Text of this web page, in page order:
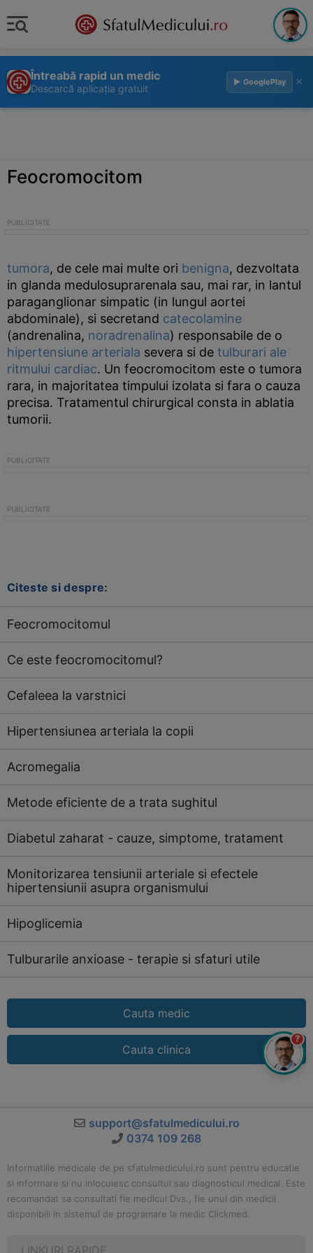
Întreabă rapid un medic
Descarcă aplicația gratuit
▶ GooglePlay ×
Feocromocitom
tumora, de cele mai multe ori benigna, dezvoltata
in glanda medulosuprarenala sau, mai rar, in lantul
paraganglionar simpatic (in lungul aortei
abdominale), si secretand catecolamine
(andrenalina, noradrenalina) responsabile de o
hipertensiune arteriala severa si de tulburari ale
ritmului cardiac. Un feocromocitom este o tumora
rara, in majoritatea timpului izolata si fara o cauza
precisa. Tratamentul chirurgical consta in ablatia
tumorii.
Citeste si despre:
Feocromocitomul
Ce este feocromocitomul?
Cefaleea la varstnici
Hipertensiunea arteriala la copii
Acromegalia
Metode eficiente de a trata sughitul
Diabetul zaharat - cauze, simptome, tratament
Monitorizarea tensiunii arteriale si efectele
hipertensiunii asupra organismului
Hipoglicemia
Tulburarile anxioase - terapie si sfaturi utile
Cauta medic
Cauta clinica
support@sfatulmedicului.ro
0374 109 268
Informatiile medicale de pe sfatulmedicului.ro sunt pentru educatie
si informare si nu inlocuiesc consultul sau diagnosticul medical. Este
recomandat sa consultati fie medicul Dvs., fie unul din medicii
disponibili in sistemul de programare la medic Clickmed.
LINKURI RAPIDE
?